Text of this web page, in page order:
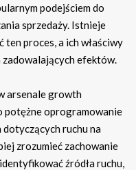
podejściem do
sprzedaży. Istnieje
proces, a ich właściwy
efektów.
arsenale growth
potężne oprogramowanie
ruchu na
zrozumieć zachowanie
źródła ruchu,